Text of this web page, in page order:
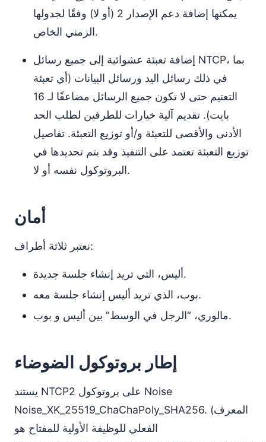
يمكنها إضافة دعم الإصدار 2 (أو لا) وفقًا لجدولها
الزمني الخاص.
إضافة تعبئة عشوائية إلى جميع رسائل NTCP، بما
في ذلك رسائل اليد ورسائل البيانات (أي تعبئة
التعتيم حتى لا تكون جميع الرسائل مضاعفًا لـ 16
بايت). تقديم آلية خيارات للطرفين لطلب الحد
الأدنى والأقصى للتعبئة و/أو توزيع التعبئة. تفاصيل
توزيع التعبئة تعتمد على التنفيذ وقد يتم تحديدها في
البروتوكول نفسه أو لا.
أمان
نعتبر ثلاثة أطراف:
أليس، التي تريد إنشاء جلسة جديدة.
بوب، الذي تريد أليس إنشاء جلسة معه.
مالوري، “الرجل في الوسط” بين أليس و بوب.
إطار بروتوكول الضوضاء
يستند NTCP2 على بروتوكول Noise
Noise_XK_25519_ChaChaPoly_SHA256. (المعرف
الفعلي للوظيفة الأولية للمفتاح هو